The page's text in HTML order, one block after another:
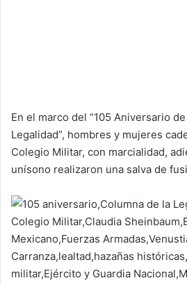
En el marco del “105 Aniversario
Legalidad”, hombres y mujeres
Colegio Militar, con marcialidad,
unísono realizaron una salva de